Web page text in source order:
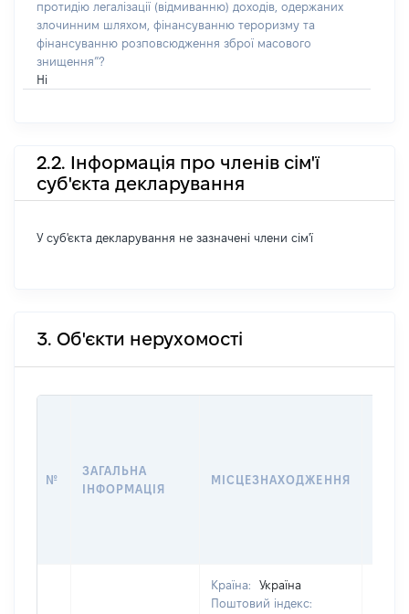
протидію легалізації (відмиванню) доходів, одержаних
злочинним шляхом, фінансуванню тероризму та
фінансуванню розповсюдження зброї масового
знищення”?
Ні
2.2. Інформація про членів сім'ї
суб'єкта декларування
У суб'єкта декларування не зазначені члени сім'ї
3. Об'єкти нерухомості
№
ЗАГАЛЬНА
ІНФОРМАЦІЯ
МІСЦЕЗНАХОДЖЕННЯ
Країна:
Україна
Поштовий індекс: